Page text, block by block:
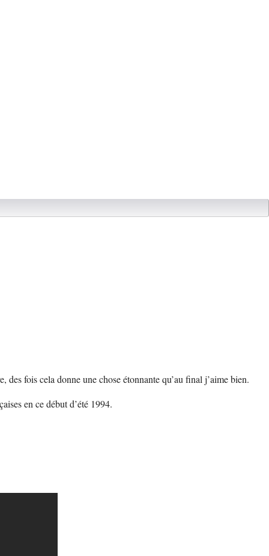
fois cela donne une chose étonnante qu’au final j’aime bien.
en ce début d’été 1994.